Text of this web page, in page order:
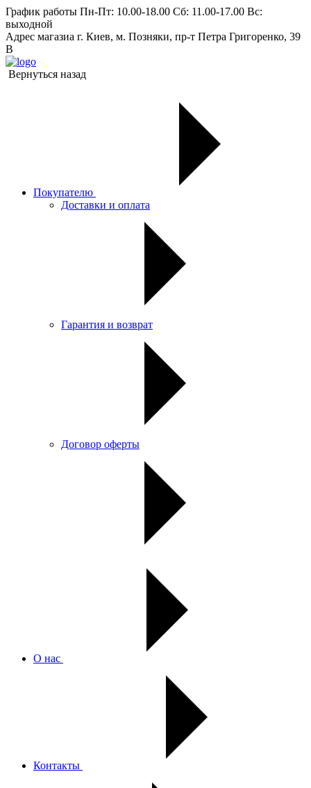
График работы Пн-Пт: 10.00-18.00 Сб: 11.00-17.00 Вс:
выходной
Адрес магазиа г. Киев, м. Позняки, пр-т Петра Григоренко, 39
В
Вернуться назад
Покупателю
Доставки и оплата
Гарантия и возврат
Договор оферты
О нас
Контакты